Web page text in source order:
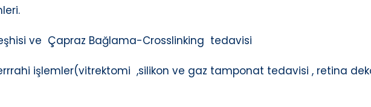
ve Çapraz Bağlama-Crosslinking tedavisi
işlemler(vitrektomi ,silikon ve gaz tamponat tedavisi , retina